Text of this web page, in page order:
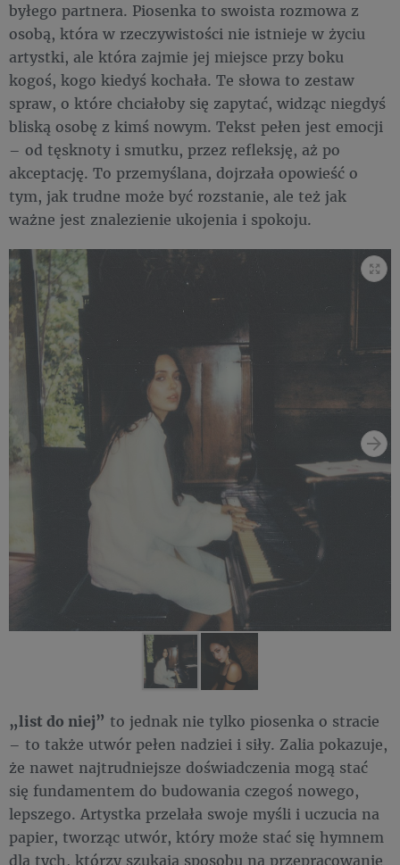
byłego partnera. Piosenka to swoista rozmowa z
osobą, która w rzeczywistości nie istnieje w życiu
artystki, ale która zajmie jej miejsce przy boku
kogoś, kogo kiedyś kochała. Te słowa to zestaw
spraw, o które chciałoby się zapytać, widząc niegdyś
bliską osobę z kimś nowym. Tekst pełen jest emocji
– od tęsknoty i smutku, przez refleksję, aż po
akceptację. To przemyślana, dojrzała opowieść o
tym, jak trudne może być rozstanie, ale też jak
ważne jest znalezienie ukojenia i spokoju.
„list do niej” to jednak nie tylko piosenka o stracie
– to także utwór pełen nadziei i siły. Zalia pokazuje,
że nawet najtrudniejsze doświadczenia mogą stać
się fundamentem do budowania czegoś nowego,
lepszego. Artystka przelała swoje myśli i uczucia na
papier, tworząc utwór, który może stać się hymnem
dla tych, którzy szukają sposobu na przepracowanie